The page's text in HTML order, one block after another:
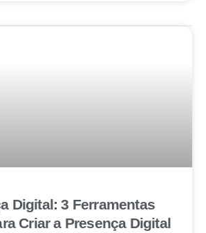
Digital: 3 Ferramentas
Criar a Presença Digital